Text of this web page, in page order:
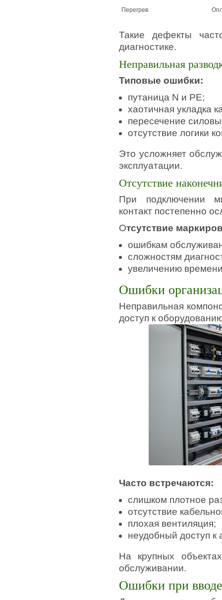
Перегрев
Такие дефекты
диагностике.
Неправильная
Типовые ошибки:
путаница N и PE;
хаотичная укладка
пересечение
отсутствие логики
Это усложняет
эксплуатации.
Отсутствие
При подключении
контакт постепенно
Отсутствие
ошибкам
сложностям
увеличению
Ошибки
Неправильная
доступ к
Часто встречаются:
слишком плотное
отсутствие
плохая вентиляция;
неудобный доступ
На крупных
обслуживании.
Ошибки при